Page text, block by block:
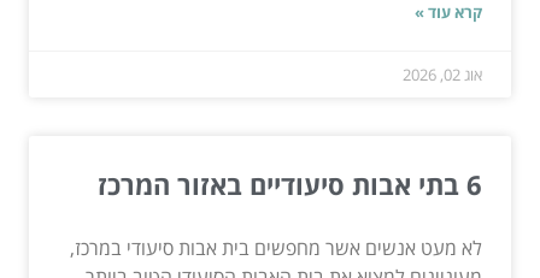
קרא עוד »
אוג 02, 2026
6 בתי אבות סיעודיים באזור המרכז
לא מעט אנשים אשר מחפשים בית אבות סיעודי במרכז,